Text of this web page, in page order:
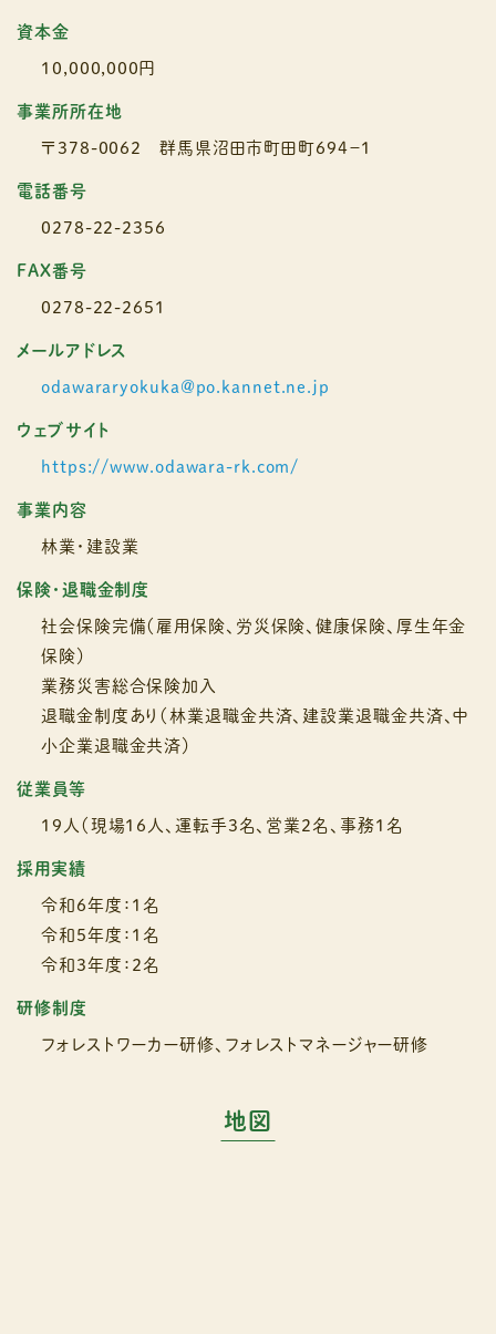
資本金
10,000,000円
事業所所在地
〒378-0062 群馬県沼田市町田町694−1
電話番号
0278-22-2356
FAX番号
0278-22-2651
メールアドレス
odawararyokuka@po.kannet.ne.jp
ウェブサイト
https://www.odawara-rk.com/
事業内容
林業・建設業
保険・退職金制度
社会保険完備（雇用保険、労災保険、健康保険、厚生年金
保険）
業務災害総合保険加入
退職金制度あり（林業退職金共済、建設業退職金共済、中
小企業退職金共済）
従業員等
19人（現場16人、運転手3名、営業2名、事務1名
採用実績
令和６年度：１名
令和５年度：１名
令和３年度：２名
研修制度
フォレストワーカー研修、フォレストマネージャー研修
地図